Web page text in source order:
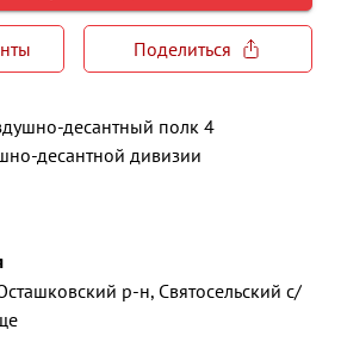
Поделиться
десантный полк 4
десантной дивизии
р-н, Святосельский с/